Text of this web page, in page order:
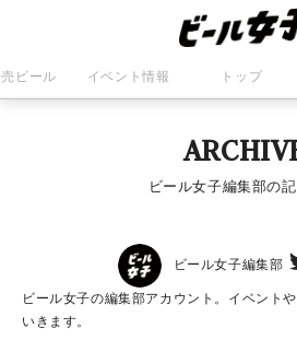
ビール イベント情報 トップ
ビール女子編集部の
ビール女子編集部
ビール女子の編集部アカウント。イベント
いきます。